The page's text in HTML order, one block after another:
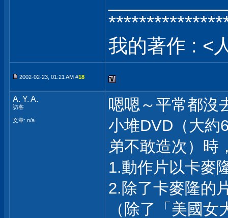
我的著作 : <
2002-02-23, 01:21 AM #18
A. Y. A.
訪客
文章: n/a
嗯嗯～平常都沒
小堆DVD（大約
弟不敢造次）時
1.動作片以卡麥
2.除了卡麥隆的
（除了「美國